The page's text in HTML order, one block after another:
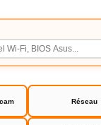
Réseau